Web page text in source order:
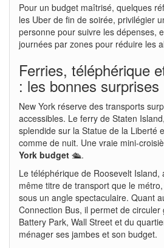
Pour un budget maîtrisé, quelques
les Uber de fin de soirée, privilégier
personne pour suivre les dépenses,
journées par zones pour réduire les
Ferries, téléphérique
: les bonnes surprises
New York réserve des transports
accessibles. Le ferry de Staten
splendide sur la Statue de la Liberté
comme de nuit. Une vraie mini-
York budget 🛳️.
Le téléphérique de Roosevelt Island,
même titre de transport que le
sous un angle spectaculaire. Quant
Connection Bus, il permet de
Battery Park, Wall Street et du
ménager ses jambes et son budget.